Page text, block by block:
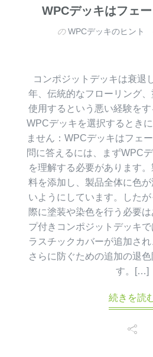
WPCデッキはフェ
のWPCデッキのヒント
コンポジットデッキは衰退
年、伝統的なフローリング
使用するという悪い経験をす
WPCデッキを選択するとき
ません：WPCデッキはフェ
問に答えるには、まずWPC
を理解する必要があります
料を添加し、製品全体に色
いようにしています。した
際に塗装や染色を行う必要
プ付きコンポジットデッキ
ラスチックカバーが追加さ
さらに防ぐための追加の退
す。[…]
続きを読